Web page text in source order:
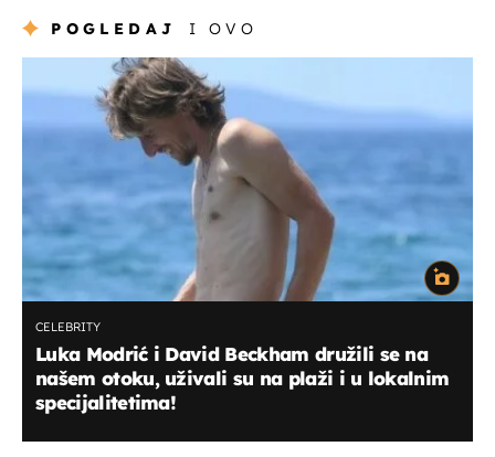
POGLEDAJ I OVO
CELEBRITY
Luka Modrić i David Beckham družili se na
našem otoku, uživali su na plaži i u lokalnim
specijalitetima!